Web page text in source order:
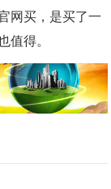
网买，是买了一
值得。